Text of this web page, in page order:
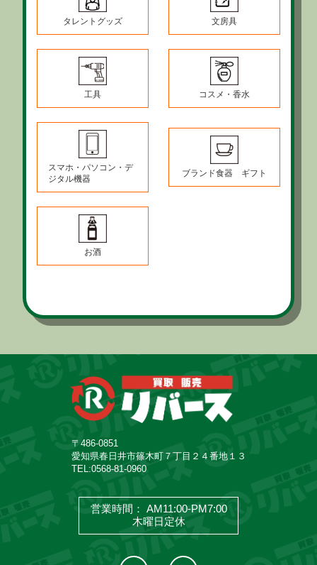
タレントグッズ 文房具
工具 コスメ・香水
スマホ・パソコン・デ
ジタル機器
ブランド食器 ギフト
お酒
〒486-0851
愛知県春日井市篠木町７丁目２４番地１３
TEL:0568-81-0960
営業時間： AM11:00-PM7:00
木曜日定休